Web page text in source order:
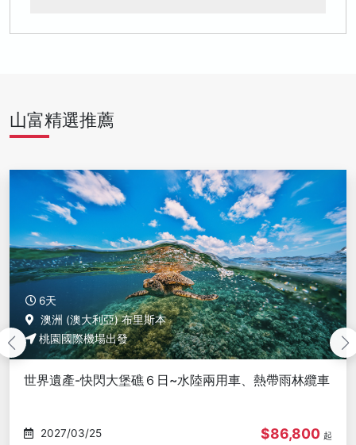
山富精選推薦
洲 (澳大利亞) 布里斯本
園國際機場出發
遺產-快閃大堡礁６日~水陸兩用車、熱帶雨林纜車
2027/03/25 $86,800 起